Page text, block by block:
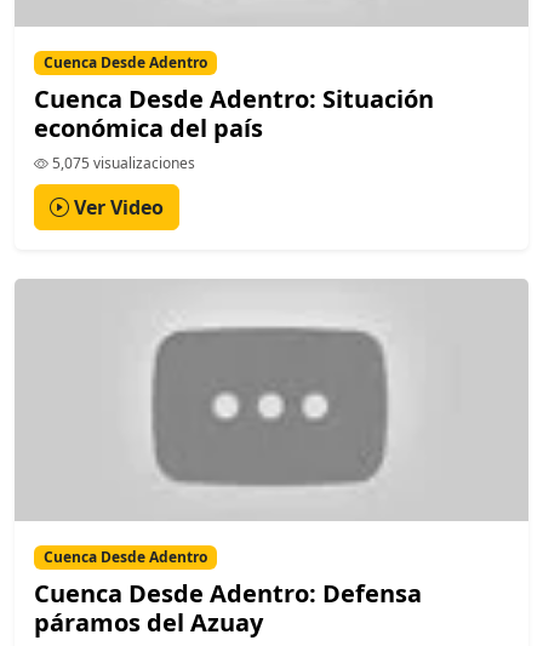
Cuenca Desde Adentro
Cuenca Desde Adentro: Situación
económica del país
5,075 visualizaciones
Ver Video
Cuenca Desde Adentro
Cuenca Desde Adentro: Defensa
páramos del Azuay